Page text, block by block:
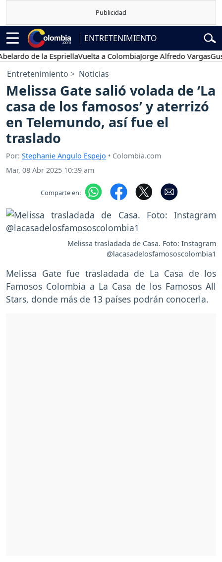
ENTRETENIMIENTO
de la EspriellaVuelta a ColombiaJorge Alfredo VargasGustavo
Entretenimiento Noticias
Melissa Gate salió volada de ‘La
casa de los famosos’ y aterrizó
en Telemundo, así fue el
traslado
Por: Stephanie Angulo Espejo • Colombia.com
Mar, 08 Abr 2025 10:39 am
Comparte en:
Melissa trasladada de Casa. Foto: Instagram
@lacasadelosfamososcolombia1
Melissa Gate fue trasladada de La Casa de los
Famosos Colombia a La Casa de los Famosos All
Stars, donde más de 13 países podrán conocerla.